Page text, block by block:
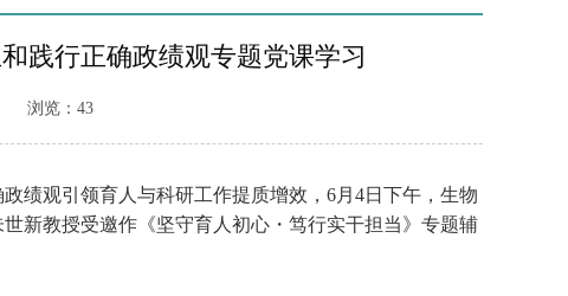
践行正确政绩观专题党课学习
浏览： 43
绩观引领育人与科研工作提质增效，6月4日下午，生物
新教授受邀作《坚守育人初心・笃行实干担当》专题辅